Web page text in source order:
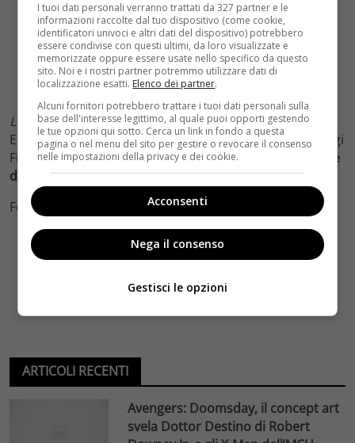
L’ultima ruota del carro, prodotto da Warner Bros.,
Entertainment Italia e Fandango in associazione con Ogi
Film, sarà distribuito da Warner Bros. Pictures
a partire
dal 14 novembre.
Foto by Ufficio Stampa
ARTICOLI RECENTI
Avengers: Doomsday, il concept art
svela Dottor Destino di Robert
I tuoi dati personali verranno trattati da 327 partner e le
informazioni raccolte dal tuo dispositivo (come cookie,
identificatori univoci e altri dati del dispositivo) potrebbero
essere condivise con questi ultimi, da loro visualizzate e
memorizzate oppure essere usate nello specifico da questo
sito. Noi e i nostri partner potremmo utilizzare dati di
localizzazione esatti. Elenco dei partner.
Alcuni fornitori potrebbero trattare i tuoi dati personali sulla
base dell'interesse legittimo, al quale puoi opporti gestendo
le tue opzioni qui sotto. Cerca un link in fondo a questa
pagina o nel menu del sito per gestire o revocare il consenso
nelle impostazioni della privacy e dei cookie.
Acconsenti
Nega il consenso
Gestisci le opzioni